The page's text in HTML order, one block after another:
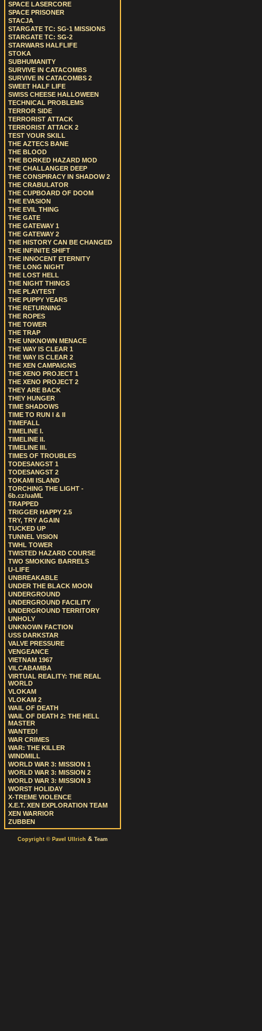
SPACE LASERCORE
SPACE PRISONER
STACJA
STARGATE TC: SG-1 MISSIONS
STARGATE TC: SG-2
STARWARS HALFLIFE
STOKA
SUBHUMANITY
SURVIVE IN CATACOMBS
SURVIVE IN CATACOMBS 2
SWEET HALF LIFE
SWISS CHEESE HALLOWEEN
TECHNICAL PROBLEMS
TERROR SIDE
TERRORIST ATTACK
TERRORIST ATTACK 2
TEST YOUR SKILL
THE AZTECS BANE
THE BLOOD
THE BORKED HAZARD MOD
THE CHALLANGER DEEP
THE CONSPIRACY IN SHADOW 2
THE CRABULATOR
THE CUPBOARD OF DOOM
THE EVASION
THE EVIL THING
THE GATE
THE GATEWAY 1
THE GATEWAY 2
THE HISTORY CAN BE CHANGED
THE INFINITE SHIFT
THE INNOCENT ETERNITY
THE LONG NIGHT
THE LOST HELL
THE NIGHT THINGS
THE PLAYTEST
THE PUPPY YEARS
THE RETURNING
THE ROPES
THE TOWER
THE TRAP
THE UNKNOWN MENACE
THE WAY IS CLEAR 1
THE WAY IS CLEAR 2
THE XEN CAMPAIGNS
THE XENO PROJECT 1
THE XENO PROJECT 2
THEY ARE BACK
THEY HUNGER
TIME SHADOWS
TIME TO RUN I & II
TIMEFALL
TIMELINE I.
TIMELINE II.
TIMELINE III.
TIMES OF TROUBLES
TODESANGST 1
TODESANGST 2
TOKAMI ISLAND
TORCHING THE LIGHT -
6b.cz/uaML
TRAPPED
TRIGGER HAPPY 2.5
TRY, TRY AGAIN
TUCKED UP
TUNNEL VISION
TWHL TOWER
TWISTED HAZARD COURSE
TWO SMOKING BARRELS
U-LIFE
UNBREAKABLE
UNDER THE BLACK MOON
UNDERGROUND
UNDERGROUND FACILITY
UNDERGROUND TERRITORY
UNHOLY
UNKNOWN FACTION
USS DARKSTAR
VALVE PRESSURE
VENGEANCE
VIETNAM 1967
VILCABAMBA
VIRTUAL REALITY: THE REAL
WORLD
VLOKAM
VLOKAM 2
WAIL OF DEATH
WAIL OF DEATH 2: THE HELL
MASTER
WANTED!
WAR CRIMES
WAR: THE KILLER
WINDMILL
WORLD WAR 3: MISSION 1
WORLD WAR 3: MISSION 2
WORLD WAR 3: MISSION 3
WORST HOLIDAY
X-TREME VIOLENCE
X.E.T. XEN EXPLORATION TEAM
XEN WARRIOR
ZUBBEN
Copyright © Pavel Ullrich & Team